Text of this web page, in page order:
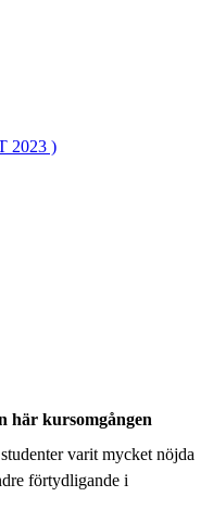
2023 )
här kursomgången
varit mycket nöjda
förtydligande i